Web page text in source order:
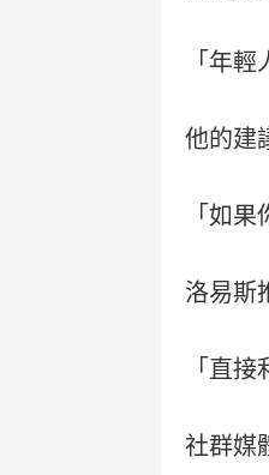
「年
他的建
「如
洛易斯
「直
社群媒